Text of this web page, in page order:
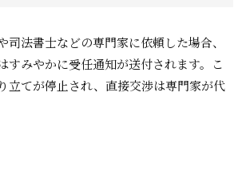
司法書士などの専門家に依頼した場合、
すみやかに受任通知が送付されます。こ
立てが停止され、直接交渉は専門家が代